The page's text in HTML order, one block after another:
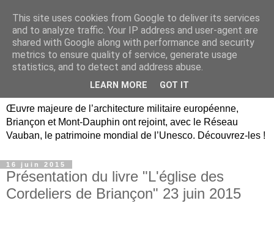
Briançon, Mont-Dauphin,
Vauban Unesco Hautes-
Œuvre majeure de l’architecture militaire européenne,
Briançon et Mont-Dauphin ont rejoint, avec le Réseau
Vauban, le patrimoine mondial de l’Unesco. Découvrez-les !
16 juin 2015
Présentation du livre "L'église des
Cordeliers de Briançon" 23 juin 2015
This site uses cookies from Google to deliver its services
and to analyze traffic. Your IP address and user-agent are
shared with Google along with performance and security
metrics to ensure quality of service, generate usage
statistics, and to detect and address abuse.
LEARN MORE GOT IT